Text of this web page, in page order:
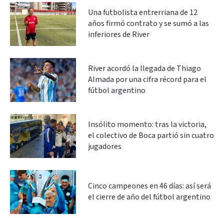
Una futbolista entrerriana de 12
años firmó contrato y se sumó a las
inferiores de River
River acordó la llegada de Thiago
Almada por una cifra récord para el
fútbol argentino
Insólito momento: tras la victoria,
el colectivo de Boca partió sin cuatro
jugadores
Cinco campeones en 46 días: así será
el cierre de año del fútbol argentino